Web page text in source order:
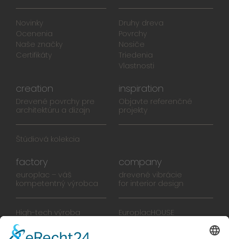
Novinky
Ocenenia
Naše značky
Certifikáty
Druhy dreva
Povrchy
Nosiče
Triedenia
Vlastnosti
creation
Drevené povrchy pre
architektúru a dizajn
Štúdiová kolekcia
inspiration
Objavte referenčné
projekty
factory
europlac – váš
kompetentný výrobca
High-tech výroba
Manufaktúra
company
drevené vibrácie
for interior design
EuroplacHOUSE